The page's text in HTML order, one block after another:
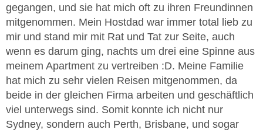
gegangen, und sie hat mich oft zu ihren Freundinnen
mitgenommen. Mein Hostdad war immer total lieb zu
mir und stand mir mit Rat und Tat zur Seite, auch
wenn es darum ging, nachts um drei eine Spinne aus
meinem Apartment zu vertreiben :D. Meine Familie
hat mich zu sehr vielen Reisen mitgenommen, da
beide in der gleichen Firma arbeiten und geschäftlich
viel unterwegs sind. Somit konnte ich nicht nur
Sydney, sondern auch Perth, Brisbane, und sogar